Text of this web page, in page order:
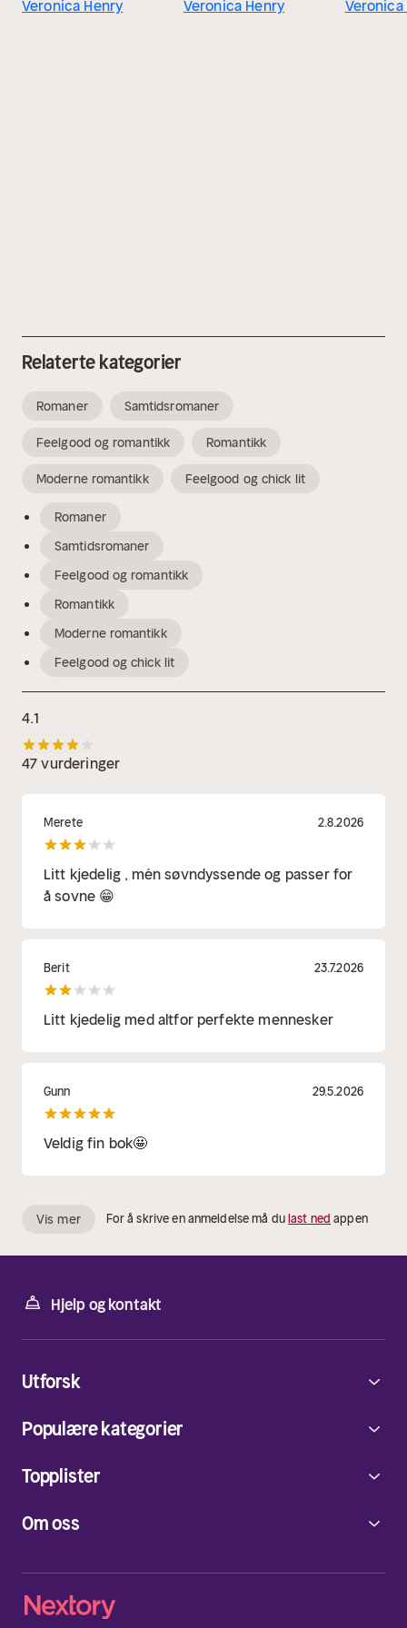
Veronica Henry
Veronica Henry
Veronica
Relaterte kategorier
Romaner Samtidsromaner
Feelgood og romantikk Romantikk
Moderne romantikk Feelgood og chick lit
Romaner
Samtidsromaner
Feelgood og romantikk
Romantikk
Moderne romantikk
Feelgood og chick lit
4.1
47 vurderinger
Merete 2.8.2026
Litt kjedelig , mén søvndyssende og passer for
å sovne 😁
Berit 23.7.2026
Litt kjedelig med altfor perfekte mennesker
Gunn 29.5.2026
Veldig fin bok🤩
Vis mer For å skrive en anmeldelse må dulast ned appen
Hjelp og kontakt
Om oss
Utforsk
Populære kategorier
Topplister